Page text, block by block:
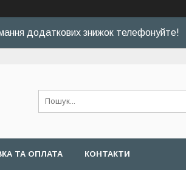
додаткових знижок телефонуйте!
ТА ОПЛАТА КОНТАКТИ